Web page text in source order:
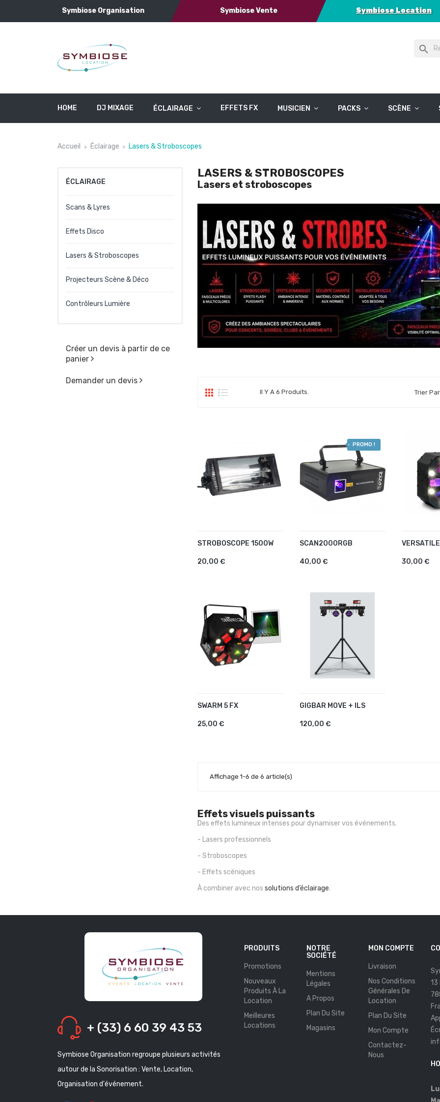
Symbiose Organisation Symbiose Vente Symbiose Location
search
HOME DJ MIXAGE ÉCLAIRAGE EFFETS FX MUSICIEN PACKS SCÈNE
Accueil Éclairage Lasers & Stroboscopes
ÉCLAIRAGE
Scans & Lyres
Effets Disco
Lasers & Stroboscopes
Projecteurs Scène & Déco
Contrôleurs Lumière
Créer un devis à partir de ce
panier
Demander un devis
LASERS & STROBOSCOPES
Lasers et stroboscopes
Il Y A 6 Produits. Trier
STROBOSCOPE 1500W
20,00 €
AJOUTER AU PANIER
PROMO !
SCAN2000RGB
40,00 €
AJOUTER AU PANIER VERSATILE
30,00 €
SWARM 5 FX
25,00 €
AJOUTER AU PANIER GIGBAR MOVE + ILS
120,00 €
AJOUTER AU PANIER
Affichage 1-6 de 6 article(s)
Effets visuels puissants
Des effets lumineux intenses pour dynamiser vos événements.
- Lasers professionnels
- Stroboscopes
- Effets scéniques
À combiner avec nos solutions d’éclairage.
+ (33) 6 60 39 43 53
Symbiose Organisation regroupe plusieurs activités
autour de la Sonorisation : Vente, Location,
Organisation d'événement.
PRODUITS
Promotions
Nouveaux
Produits À La
Location
Meilleures
Locations
NOTRE
SOCIÉTÉ
Mentions
Légales
A Propos
Plan Du Site
Magasins
MON COMPTE
Livraison
Nos Conditions
Générales De
Location
Plan Du Site
Mon Compte
Contactez-
Nous